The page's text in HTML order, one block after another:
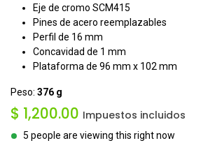
Eje de cromo SCM415
Pines de acero reemplazables
Perfil de 16 mm
Concavidad de 1 mm
Plataforma de 96 mm x 102 mm
Peso: 376 g
$ 1,200.00 Impuestos incluidos
5 people are viewing this right now